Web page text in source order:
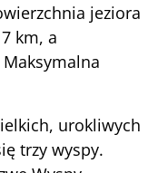
jeziora
km, a
urokliwych
trzy wyspy.